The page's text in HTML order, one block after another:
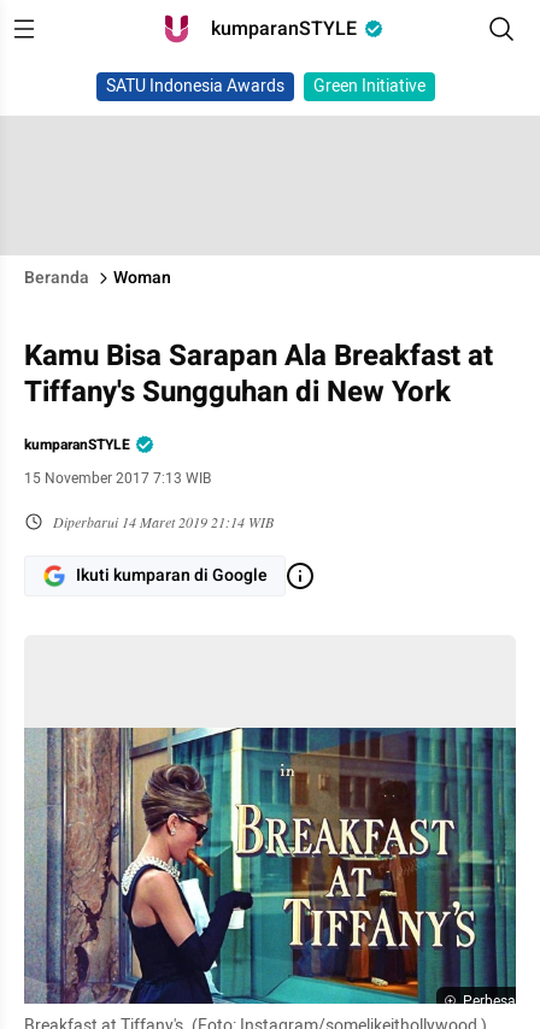
kumparanSTYLE
SATU Indonesia Awards Green Initiative
Beranda Woman
Kamu Bisa Sarapan Ala Breakfast at
Tiffany's Sungguhan di New York
kumparanSTYLE
15 November 2017 7:13 WIB
Diperbarui 14 Maret 2019 21:14 WIB
Ikuti kumparan di Google
Perbesar